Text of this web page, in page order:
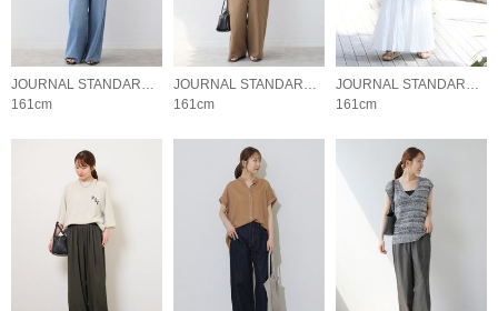
JOURNAL STANDARD relume LADYS
161cm
JOURNAL STANDARD relume LADYS
161cm
JOURNAL STANDARD relume LADYS
161cm